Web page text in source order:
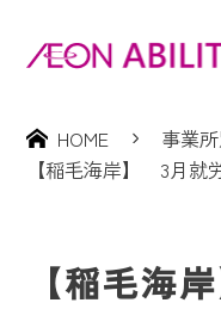
HOME
事業
【稲毛海岸】 3月就
【稲毛海